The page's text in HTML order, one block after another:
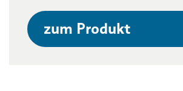
zum Produkt